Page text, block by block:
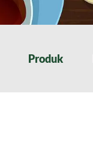
Produk